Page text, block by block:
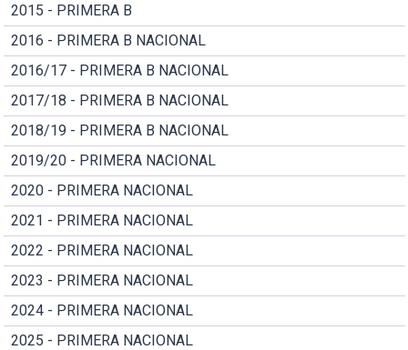
2015 - PRIMERA B
2016 - PRIMERA B NACIONAL
2016/17 - PRIMERA B NACIONAL
2017/18 - PRIMERA B NACIONAL
2018/19 - PRIMERA B NACIONAL
2019/20 - PRIMERA NACIONAL
2020 - PRIMERA NACIONAL
2021 - PRIMERA NACIONAL
2022 - PRIMERA NACIONAL
2023 - PRIMERA NACIONAL
2024 - PRIMERA NACIONAL
2025 - PRIMERA NACIONAL